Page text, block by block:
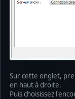
Sur cette onglet,
en haut à droite.
Puis choisissez